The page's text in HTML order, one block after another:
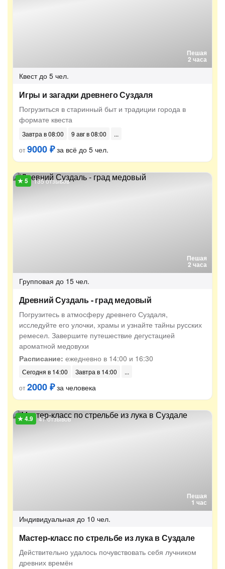
Пешая
2 часа
Квест до 5 чел.
Игры и загадки древнего Суздаля
Погрузиться в старинный быт и традиции города в
формате квеста
Завтра в 08:00
9 авг в 08:00
от9000 ₽за всё до 5 чел.
Пешая
2 часа
135 отзывов
Групповая до 15 чел.
Древний Суздаль - град медовый
Погрузитесь в атмосферу древнего Суздаля,
исследуйте его улочки, храмы и узнайте тайны русских
ремесел. Завершите путешествие дегустацией
ароматной медовухи
Расписание: ежедневно в 14:00 и 16:30
Сегодня в 14:00
Завтра в 14:00
от2000 ₽за человека
Пешая
1 час
47 отзывов
Индивидуальная до 10 чел.
Мастер-класс по стрельбе из лука в Суздале
Действительно удалось почувствовать себя лучником
древних времён